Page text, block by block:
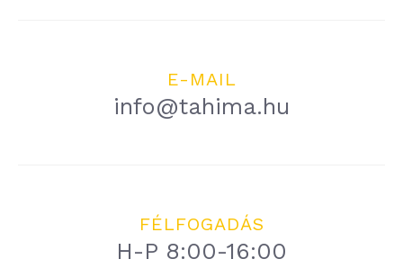
E-MAIL
info@tahima.hu
FÉLFOGADÁS
H-P 8:00-16:00